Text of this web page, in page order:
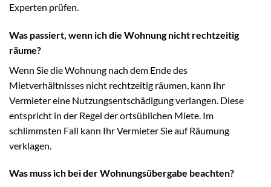
Experten prüfen.
Was passiert, wenn ich die Wohnung nicht rechtzeitig
räume?
Wenn Sie die Wohnung nach dem Ende des
Mietverhältnisses nicht rechtzeitig räumen, kann Ihr
Vermieter eine Nutzungsentschädigung verlangen. Diese
entspricht in der Regel der ortsüblichen Miete. Im
schlimmsten Fall kann Ihr Vermieter Sie auf Räumung
verklagen.
Was muss ich bei der Wohnungsübergabe beachten?